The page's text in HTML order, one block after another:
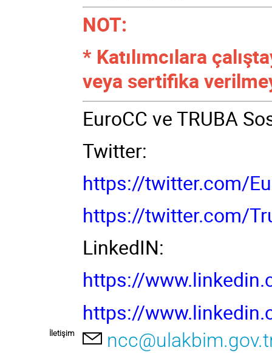
NOT:
* Katılımcılara
veya sertifika
EuroCC ve TRUBA
Twitter:
https://twitter.com/
https://twitter.com/
LinkedIN:
https://
https://
İletişim